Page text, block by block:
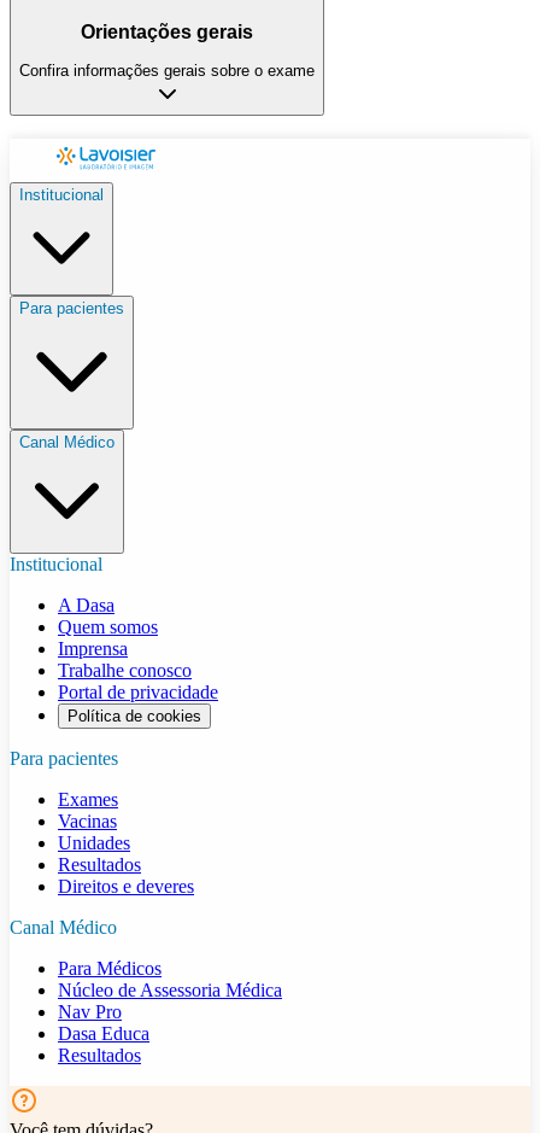
Orientações gerais
Confira informações gerais sobre o exame
Institucional
Para pacientes
Canal Médico
Institucional
A Dasa
Quem somos
Imprensa
Trabalhe conosco
Portal de privacidade
Política de cookies
Para pacientes
Exames
Vacinas
Unidades
Resultados
Direitos e deveres
Canal Médico
Para Médicos
Núcleo de Assessoria Médica
Nav Pro
Dasa Educa
Resultados